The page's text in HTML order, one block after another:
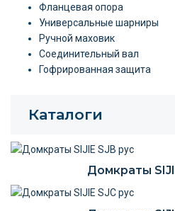
Фланцевая опора
Универсальные шарниры
Ручной маховик
Соединительный вал
Гофрированная защита
Каталоги
Домкраты